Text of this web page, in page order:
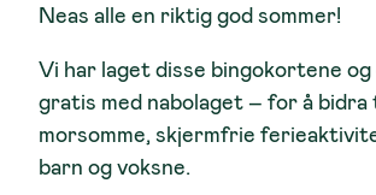
Neas alle en riktig god sommer!
Vi har laget disse bingokortene og
gratis med nabolaget – for å bidra
morsomme, skjermfrie
barn og voksne.